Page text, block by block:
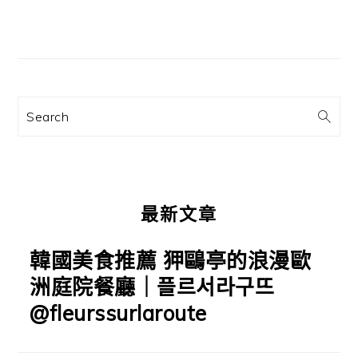
訊
Search
最新文章
韓國美食推薦 狎鷗亭的浪漫歐
洲庭院餐廳｜플르서라구뜨
@fleurssurlaroute